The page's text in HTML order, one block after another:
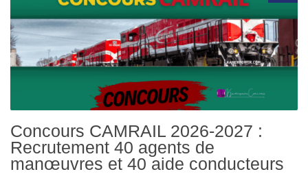
Concours CAMRAIL 2026-2027 :
Recrutement 40 agents de
manœuvres et 40 aide conducteurs